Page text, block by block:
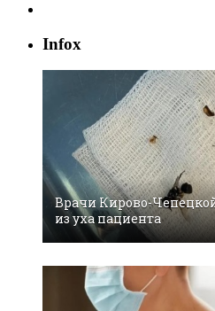
Infox
Врачи Кирово-
из уха пациента